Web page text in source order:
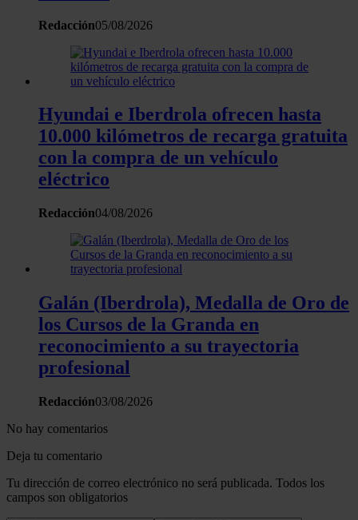
sociales y analizar el tráfico. Además, compartimos
información sobre el uso que haga del sitio web con
nuestros partners de redes sociales, publicidad y análisis
web, quienes pueden combinarla con otra información
que les haya proporcionado o que hayan recopilado a
partir del uso que haya hecho de sus servicios.
Redacción05/08/2026
Hyundai e Iberdrola ofrecen hasta
10.000 kilómetros de recarga gratuita
con la compra de un vehículo
eléctrico
Redacción04/08/2026
Galán (Iberdrola), Medalla de Oro de
los Cursos de la Granda en
reconocimiento a su trayectoria
profesional
Redacción03/08/2026
No hay comentarios
Deja tu comentario
Tu dirección de correo electrónico no será publicada. Todos los
campos son obligatorios